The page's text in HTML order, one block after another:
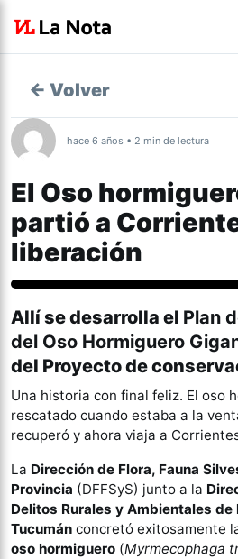
← Volver
hace 6 años • 2 min de lectura
El Oso
partió a
liberación
Allí se desarrolla el Plan
del Oso Hormiguero
del Proyecto de
Una historia con final feliz. El oso
rescatado cuando estaba a la
recuperó y ahora viaja a
La Dirección de Flora, Fauna
Provincia (DFFSyS) junto a la
Delitos Rurales y Ambientales de
Tucumán concretó exitosamente
oso hormiguero (Myrmecophaga